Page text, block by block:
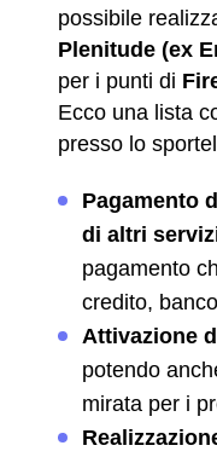
possibile
Plenitude (ex
per i punti di
Ecco una lista
presso lo
Pagamento
di altri
pagamento
credito,
Attivazione
potendo
mirata per i